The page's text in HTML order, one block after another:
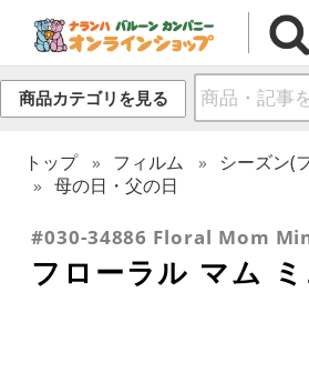
商品カテゴリを見る
トップ フィルム
シーズン(
母の日・父の日
#030-34886 Floral Mom
フローラル マム